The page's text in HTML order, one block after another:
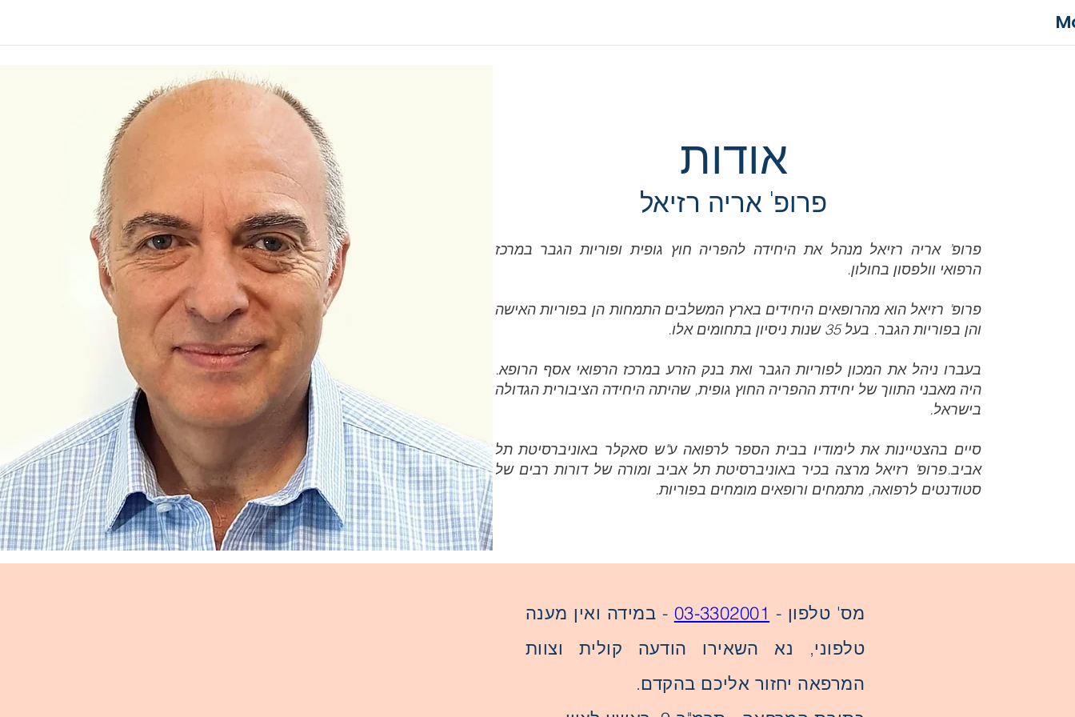
אודות
פרופ' אריה רזיאל
פרופ’ אריה רזיאל מנהל את היחידה להפריה חוץ גופית ופוריות הגבר במרכז
הרפואי וולפסון בחולון.
פרופ' רזיאל הוא מהרופאים היחידים בארץ המשלבים התמחות הן בפוריות האישה
והן בפוריות הגבר. בעל 35 שנות ניסיון בתחומים אלו.
בעברו ניהל את המכון לפוריות הגבר ואת בנק הזרע במרכז הרפואי אסף הרופא.
היה מאבני התווך של יחידת ההפריה החוץ גופית, שהיתה היחידה הציבורית הגדולה
בישראל.
סיים בהצטיינות את לימודיו בבית הספר לרפואה ע"ש סאקלר באוניברסיטת תל
אביב.פרופ' רזיאל מרצה בכיר באוניברסיטת תל אביב ומורה של דורות רבים של
סטודנטים לרפואה, מתמחים ורופאים מומחים בפוריות.
מס' טלפון - 03-3302001 - במידה ואין מענה
טלפוני, נא השאירו הודעה קולית וצוות
המרפאה יחזור אליכם בהקדם.